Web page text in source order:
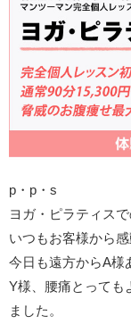
p・p・s
ヨガ・ピラティス
いつもお客様から感
今日も遠方からA様
Y様、腰痛とっても
ました。